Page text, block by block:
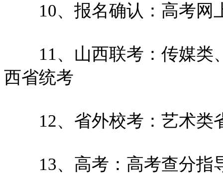
10、报名确认：高考网
11、山西联考：传媒类
西省统考
12、省外校考：艺术类
13、高考：高考查分指